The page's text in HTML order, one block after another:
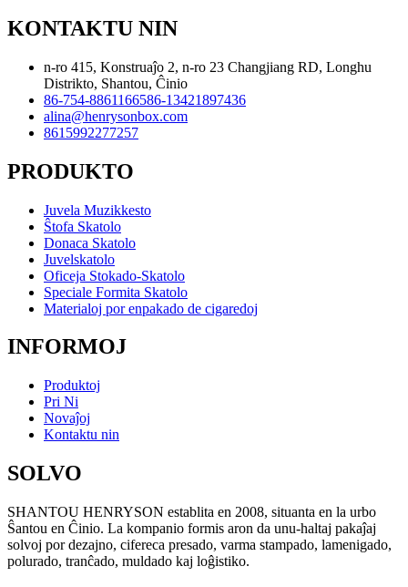
KONTAKTU NIN
n-ro 415, Konstruaĵo 2, n-ro 23 Changjiang RD, Longhu
Distrikto, Shantou, Ĉinio
86-754-8861166586-13421897436
alina@henrysonbox.com
8615992277257
PRODUKTO
Juvela Muzikkesto
Ŝtofa Skatolo
Donaca Skatolo
Juvelskatolo
Oficeja Stokado-Skatolo
Speciale Formita Skatolo
Materialoj por enpakado de cigaredoj
INFORMOJ
Produktoj
Pri Ni
Novaĵoj
Kontaktu nin
SOLVO
SHANTOU HENRYSON establita en 2008, situanta en la urbo
Ŝantou en Ĉinio. La kompanio formis aron da unu-haltaj pakaĵaj
solvoj por dezajno, cifereca presado, varma stampado, lamenigado,
polurado, tranĉado, muldado kaj loĝistiko.